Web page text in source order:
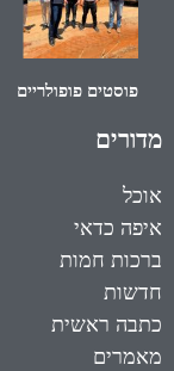
פוסטים פופולריים
מדורים
אוכל
איפה כדאי
ברכות חמות
חדשות
כתבה ראשית
מאמרים